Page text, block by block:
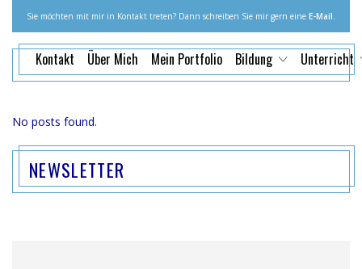
Sie möchten mit mir in Kontakt treten? Dann schreiben Sie mir gern eine E-Mail.
Kontakt Über Mich Mein Portfolio Bildung Unterricht
No posts found.
NEWSLETTER